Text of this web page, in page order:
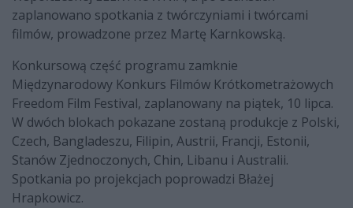
zaplanowano spotkania z twórczyniami i twórcami
filmów, prowadzone przez Martę Karnkowską.
Konkursową część programu zamknie
Międzynarodowy Konkurs Filmów Krótkometrażowych
Freedom Film Festival, zaplanowany na piątek, 10 lipca.
W dwóch blokach pokazane zostaną produkcje z Polski,
Czech, Bangladeszu, Filipin, Austrii, Francji, Estonii,
Stanów Zjednoczonych, Chin, Libanu i Australii.
Spotkania po projekcjach poprowadzi Błażej
Hrapkowicz.